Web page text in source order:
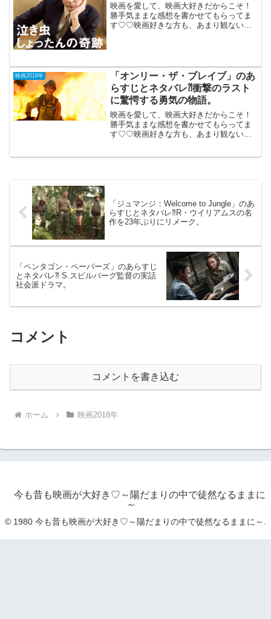
映画を愛して、映画大好きだからこそ！
勝手気ままな感想を書かせてもらってま
す♡♡映画好きな方も、あまり観ない方
映画2018年
「オンリー・ザ・ブレイブ」のあ
らすじとネタバレ⁈衝撃のラスト
に驚愕する勇気の物語。
映画を愛して、映画大好きだからこそ！
勝手気ままな感想を書かせてもらってま
す♡♡映画好きな方も、あまり観ない方
「ジュマンジ：Welcome to Jungle」のあ
らすじとネタバレ⁈R・ウイリアムスの名
作を23年ぶりにリメーク。
「ペンタゴン・ペーパーズ」のあらすじ
とネタバレ⁈ S.スピルバーグ監督の実話
社会派ドラマ。
コメント
コメントを書き込む
ホーム 映画2018年
今も昔も映画が大好き♡～陽だまりの中で徒然なるままに
～
© 1980 今も昔も映画が大好き♡～陽だまりの中で徒然なるままに～.